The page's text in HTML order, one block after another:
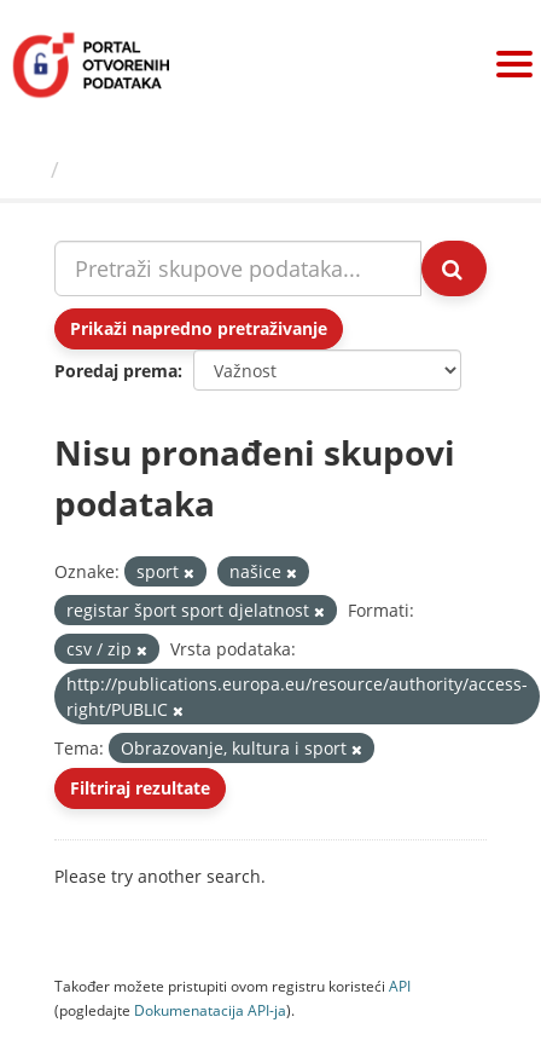
sadržaj
Prikaži napredno pretraživanje
Poredaj prema
Nisu pronađeni skupovi
podataka
Oznake: sport
našice
registar šport sport djelatnost
Formati:
csv / zip
Vrsta podataka:
http://publications.europa.eu/resource/authority/access-
right/PUBLIC
Tema:
Obrazovanje, kultura i sport
Filtriraj rezultate
Please try another search.
Također možete pristupiti ovom registru koristeći API
(pogledajte Dokumenаtаcijа API-jа).